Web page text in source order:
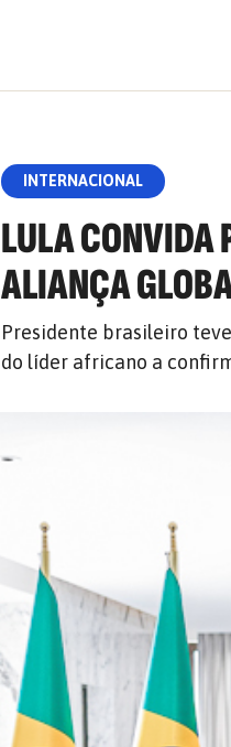
INTERNACIONAL
LULA CONVIDA
ALIANÇA
Presidente brasileiro
do líder africano a